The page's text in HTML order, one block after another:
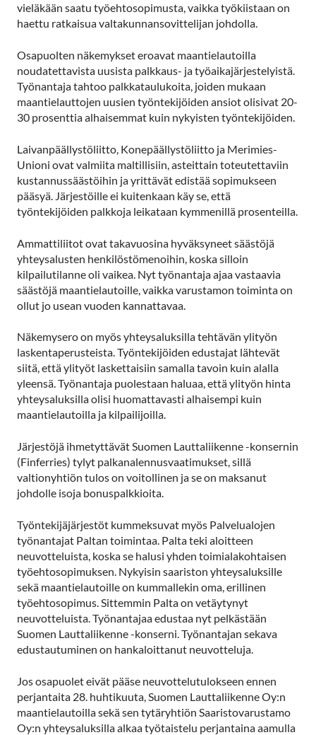
vieläkään saatu työehtosopimusta, vaikka työkiistaan on
haettu ratkaisua valtakunnansovittelijan johdolla.
Osapuolten näkemykset eroavat maantielautoilla
noudatettavista uusista palkkaus- ja työaikajärjestelyistä.
Työnantaja tahtoo palkkataulukoita, joiden mukaan
maantielauttojen uusien työntekijöiden ansiot olisivat 20-
30 prosenttia alhaisemmat kuin nykyisten työntekijöiden.
Laivanpäällystöliitto, Konepäällystöliitto ja Merimies-
Unioni ovat valmiita maltillisiin, asteittain toteutettaviin
kustannussäästöihin ja yrittävät edistää sopimukseen
pääsyä. Järjestöille ei kuitenkaan käy se, että
työntekijöiden palkkoja leikataan kymmenillä prosenteilla.
Ammattiliitot ovat takavuosina hyväksyneet säästöjä
yhteysalusten henkilöstömenoihin, koska silloin
kilpailutilanne oli vaikea. Nyt työnantaja ajaa vastaavia
säästöjä maantielautoille, vaikka varustamon toiminta on
ollut jo usean vuoden kannattavaa.
Näkemysero on myös yhteysaluksilla tehtävän ylityön
laskentaperusteista. Työntekijöiden edustajat lähtevät
siitä, että ylityöt laskettaisiin samalla tavoin kuin alalla
yleensä. Työnantaja puolestaan haluaa, että ylityön hinta
yhteysaluksilla olisi huomattavasti alhaisempi kuin
maantielautoilla ja kilpailijoilla.
Järjestöjä ihmetyttävät Suomen Lauttaliikenne -konsernin
(Finferries) tylyt palkanalennusvaatimukset, sillä
valtionyhtiön tulos on voitollinen ja se on maksanut
johdolle isoja bonuspalkkioita.
Työntekijäjärjestöt kummeksuvat myös Palvelualojen
työnantajat Paltan toimintaa. Palta teki aloitteen
neuvotteluista, koska se halusi yhden toimialakohtaisen
työehtosopimuksen. Nykyisin saariston yhteysaluksille
sekä maantielautoille on kummallekin oma, erillinen
työehtosopimus. Sittemmin Palta on vetäytynyt
neuvotteluista. Työnantajaa edustaa nyt pelkästään
Suomen Lauttaliikenne -konserni. Työnantajan sekava
edustautuminen on hankaloittanut neuvotteluja.
Jos osapuolet eivät pääse neuvottelutulokseen ennen
perjantaita 28. huhtikuuta, Suomen Lauttaliikenne Oy:n
maantielautoilla sekä sen tytäryhtiön Saaristovarustamo
Oy:n yhteysaluksilla alkaa työtaistelu perjantaina aamulla